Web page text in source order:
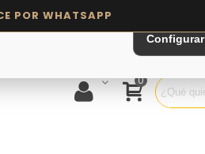
0
Configurar